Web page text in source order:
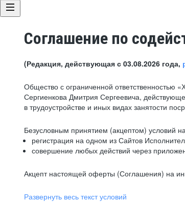
Соглашение по
(Редакция, действующая с 03.08.2026 года,
Общество с ограниченной
Сергиенкова Дмитрия Сергеевича,
в трудоустройстве и иных видах занятости
Безусловным принятием (акцептом) условий
регистрация на одном из Сайтов
совершение любых действий через
Акцепт настоящей оферты (Соглашения) на
Развернуть весь текст условий